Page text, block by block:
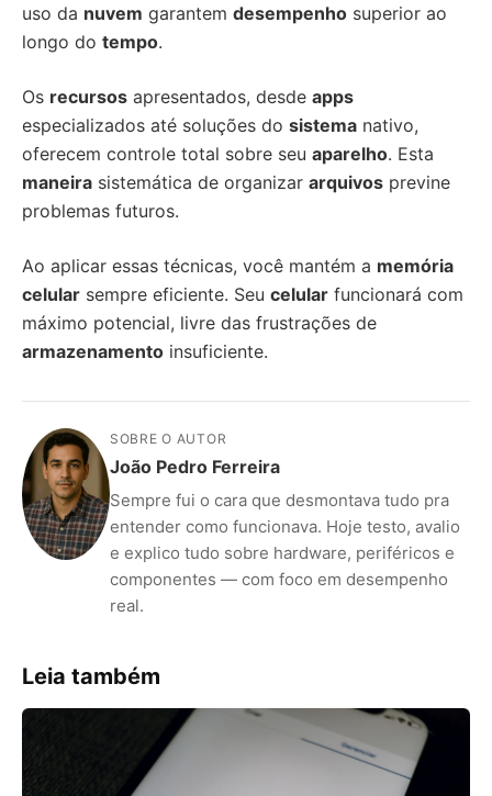
uso da nuvem garantem desempenho superior ao
longo do tempo.
Os recursos apresentados, desde apps
especializados até soluções do sistema nativo,
oferecem controle total sobre seu aparelho. Esta
maneira sistemática de organizar arquivos previne
problemas futuros.
Ao aplicar essas técnicas, você mantém a memória
celular sempre eficiente. Seu celular funcionará com
máximo potencial, livre das frustrações de
armazenamento insuficiente.
SOBRE O AUTOR
João Pedro Ferreira
Sempre fui o cara que desmontava tudo pra
entender como funcionava. Hoje testo, avalio
e explico tudo sobre hardware, periféricos e
componentes — com foco em desempenho
real.
Leia também